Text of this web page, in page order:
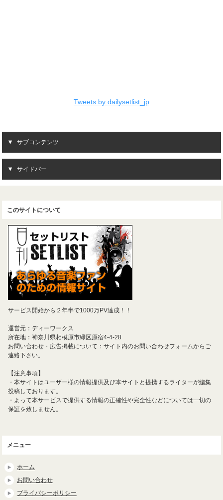
Tweets by dailysetlist_jp
サブコンテンツ
サイドバー
このサイトについて
サービス開始から２年半で1000万PV達成！！
運営元：ディーワークス
所在地：神奈川県相模原市緑区原宿4-4-28
お問い合わせ・広告掲載について：サイト内のお問い合わせフォームからご
連絡下さい。
【注意事項】
・本サイトはユーザー様の情報提供及び本サイトと提携するライターが編集
投稿しております。
・よって本サービスで提供する情報の正確性や完全性などについては一切の
保証を致しません。
メニュー
ホーム
お問い合わせ
プライバシーポリシー